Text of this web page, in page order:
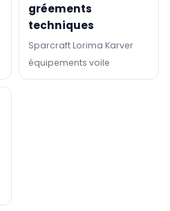
gréements
techniques
Sparcraft Lorima Karver
équipements voile